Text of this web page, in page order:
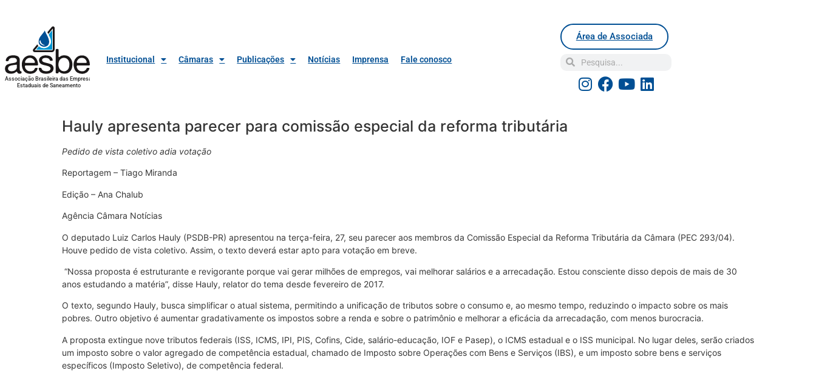
Associação Brasileira das Empresas
Estaduais de Saneamento
Institucional Câmaras Publicações Notícias Imprensa Fale conosco
Área de Associada
Hauly apresenta parecer para comissão especial da reforma tributária
Pedido de vista coletivo adia votação
Reportagem – Tiago Miranda
Edição – Ana Chalub
Agência Câmara Notícias
O deputado Luiz Carlos Hauly (PSDB-PR) apresentou na terça-feira, 27, seu parecer aos membros da Comissão Especial da Reforma Tributária da Câmara (PEC 293/04).
Houve pedido de vista coletivo. Assim, o texto deverá estar apto para votação em breve.
“Nossa proposta é estruturante e revigorante porque vai gerar milhões de empregos, vai melhorar salários e a arrecadação. Estou consciente disso depois de mais de 30
anos estudando a matéria”, disse Hauly, relator do tema desde fevereiro de 2017.
O texto, segundo Hauly, busca simplificar o atual sistema, permitindo a unificação de tributos sobre o consumo e, ao mesmo tempo, reduzindo o impacto sobre os mais
pobres. Outro objetivo é aumentar gradativamente os impostos sobre a renda e sobre o patrimônio e melhorar a eficácia da arrecadação, com menos burocracia.
A proposta extingue nove tributos federais (ISS, ICMS, IPI, PIS, Cofins, Cide, salário-educação, IOF e Pasep), o ICMS estadual e o ISS municipal. No lugar deles, serão criados
um imposto sobre o valor agregado de competência estadual, chamado de Imposto sobre Operações com Bens e Serviços (IBS), e um imposto sobre bens e serviços
específicos (Imposto Seletivo), de competência federal.